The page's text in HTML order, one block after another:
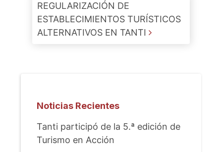
REGULARIZACIÓN DE
ESTABLECIMIENTOS TURÍSTICOS
ALTERNATIVOS EN TANTI
Noticias Recientes
Tanti participó de la 5.ª edición de
Turismo en Acción